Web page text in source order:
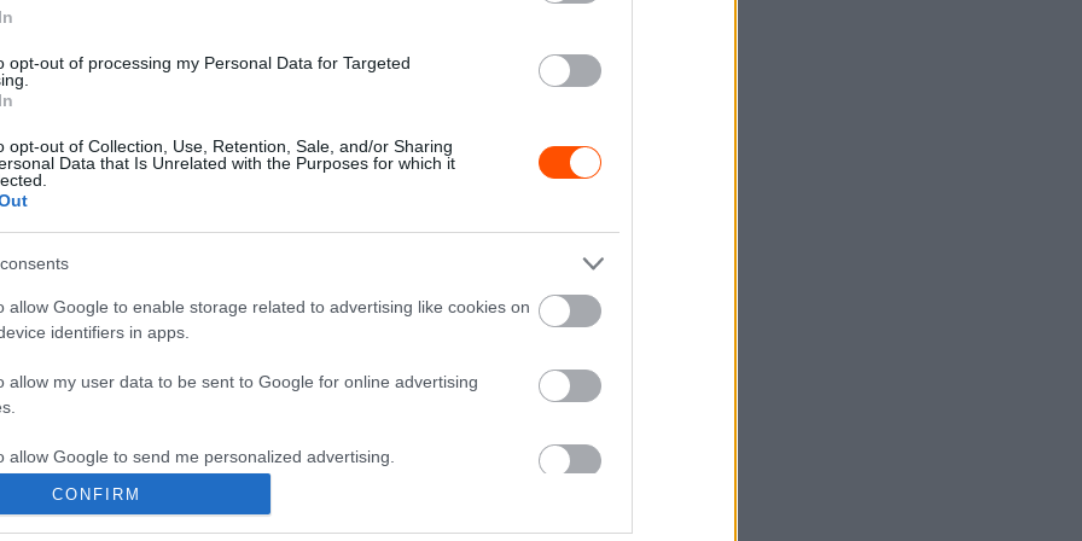
opt-out of processing my Personal Data for Targeted
opt-out of Collection, Use, Retention, Sale, and/or Sharing
Data that Is Unrelated with the Purposes for which it
allow Google to enable storage related to advertising like cookies on
identifiers in apps.
allow my user data to be sent to Google for online advertising
allow Google to send me personalized advertising.
allow Google to enable storage related to analytics like cookies on
CONFIRM
0
László Martin is a megforgó
Csaba kiesett
Franceschi a Barum Rallyn
Hund Gábor - 2024. augusztus 18.